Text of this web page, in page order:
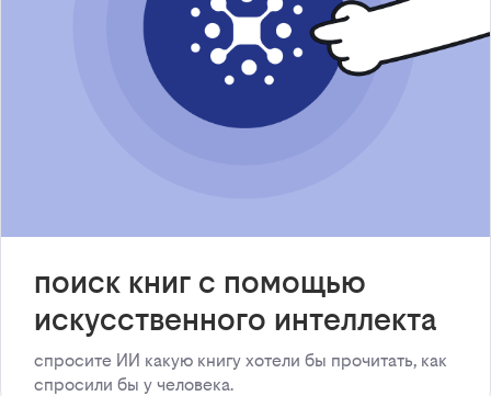
поиск книг с помощью
искусственного интеллекта
спросите ИИ какую книгу хотели бы прочитать, как
спросили бы у человека.